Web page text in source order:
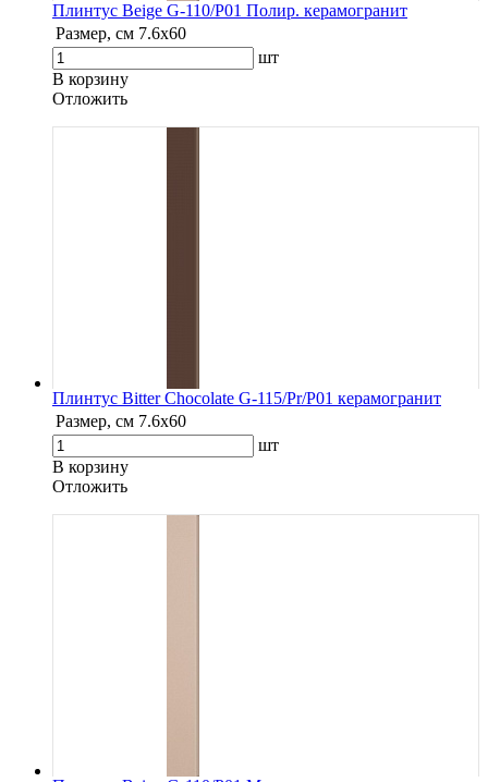
Плинтус Beige G-110/P01 Полир. керамогранит
Размер, см 7.6х60
шт
В корзину
Oтложить
Плинтус Bitter Chocolate G-115/Pr/P01 керамогранит
Размер, см 7.6х60
шт
В корзину
Oтложить